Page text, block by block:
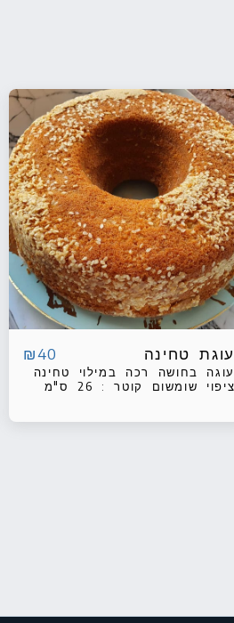
עוגת טחינה ₪40
עוגה בחושה רכה במילוי טחינה
וציפוי שומשום קוטר : 26 ס"מ